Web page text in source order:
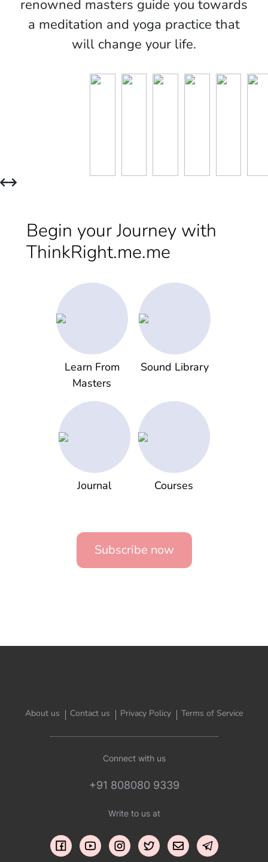
renowned masters guide you towards
a meditation and yoga practice that
will change your life.
Begin your Journey with
ThinkRight.me.me
Learn From
Masters
Sound Library
Journal Courses
Subscribe now
About us Contact us Privacy Policy Terms of Service
Connect with us
+91 808080 9339
Write to us at